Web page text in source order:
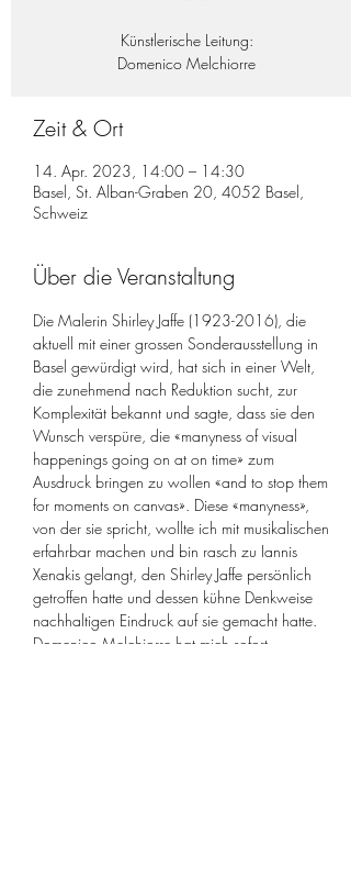
Künstlerische Leitung:
Domenico Melchiorre
Zeit & Ort
14. Apr. 2023, 14:00 – 14:30
Basel, St. Alban-Graben 20, 4052 Basel,
Schweiz
Über die Veranstaltung
Die Malerin Shirley Jaffe (1923-2016), die
aktuell mit einer grossen Sonderausstellung in
Basel gewürdigt wird, hat sich in einer Welt,
die zunehmend nach Reduktion sucht, zur
Komplexität bekannt und sagte, dass sie den
Wunsch verspüre, die «manyness of visual
happenings going on at on time» zum
Ausdruck bringen zu wollen «and to stop them
for moments on canvas». Diese «manyness»,
von der sie spricht, wollte ich mit musikalischen
erfahrbar machen und bin rasch zu Iannis
Xenakis gelangt, den Shirley Jaffe persönlich
getroffen hatte und dessen kühne Denkweise
nachhaltigen Eindruck auf sie gemacht hatte.
Domenico Melchiorre hat mich sofort